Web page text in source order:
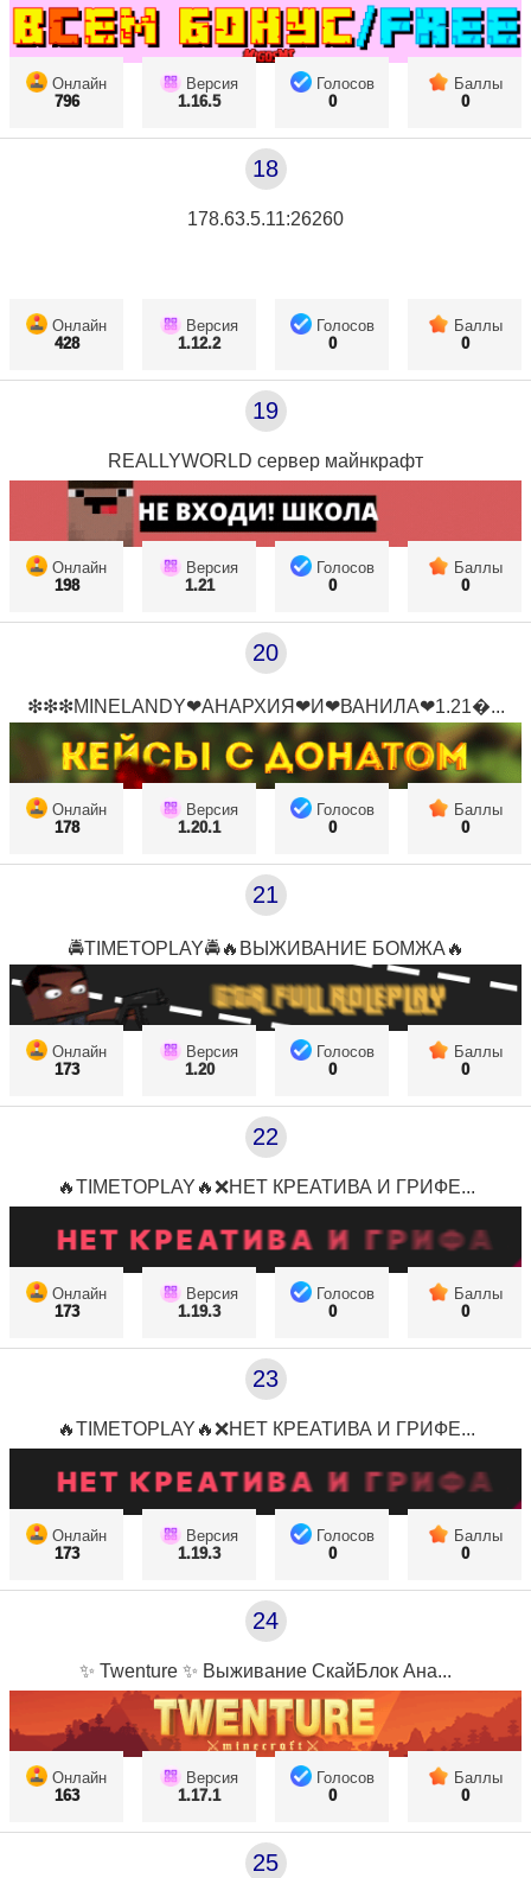
Онлайн
796
Версия
1.16.5
Голосов
0
Баллы
0
18
178.63.5.11:26260
Онлайн
428
Версия
1.12.2
Голосов
0
Баллы
0
19
REALLYWORLD сервер майнкрафт
Онлайн
198
Версия
1.21
Голосов
0
Баллы
0
20
❇❇❇MINELANDY❤АНАРХИЯ❤И❤ВАНИЛА❤1.21...
Онлайн
178
Версия
1.20.1
Голосов
0
Баллы
0
21
🚔TIMETOPLAY🚔🔥ВЫЖИВАНИЕ БОМЖА🔥
Онлайн
173
Версия
1.20
Голосов
0
Баллы
0
22
🔥TIMETOPLAY🔥❌НЕТ КРЕАТИВА И ГРИФЕ...
Онлайн
173
Версия
1.19.3
Голосов
0
Баллы
0
23
🔥TIMETOPLAY🔥❌НЕТ КРЕАТИВА И ГРИФЕ...
Онлайн
173
Версия
1.19.3
Голосов
0
Баллы
0
24
✨ Twenture ✨ Выживание СкайБлок Ана...
Онлайн
163
Версия
1.17.1
Голосов
0
Баллы
0
25